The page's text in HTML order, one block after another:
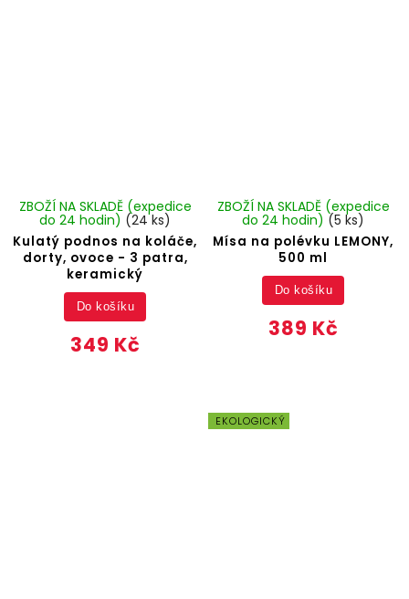
Kulatý podnos na koláče,
dorty, ovoce - 3 patra,
keramický
ZBOŽÍ NA SKLADĚ (expedice
do 24 hodin) (24 ks)
349 Kč
Do košíku
Mísa na polévku LEMONY,
500 ml
ZBOŽÍ NA SKLADĚ (expedice
do 24 hodin) (5 ks)
389 Kč
Do košíku
EKOLOGICKÝ